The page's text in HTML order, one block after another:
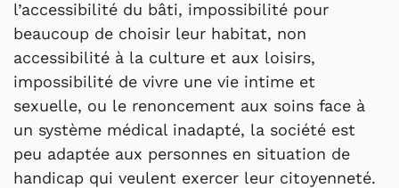
l’accessibilité du bâti, impossibilité pour
beaucoup de choisir leur habitat, non
accessibilité à la culture et aux loisirs,
impossibilité de vivre une vie intime et
sexuelle, ou le renoncement aux soins face à
un système médical inadapté, la société est
peu adaptée aux personnes en situation de
handicap qui veulent exercer leur citoyenneté.